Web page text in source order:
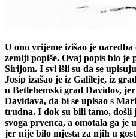
U ono vrijeme izišao je
zemlji popiše. Ovaj popis bio
Sirijom. I svi išli su da se
Josip izašao je iz Galileje, iz
u Betlehemski grad Davidov,
Davidava, da bi se upisao s
trudna. I dok su bili tamo,
svoga prvenca, a omotala ga je
jer nije bilo mjesta za njih u